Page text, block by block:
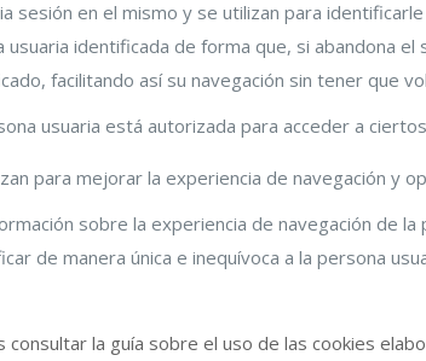
sesión en el mismo y se utilizan para
usuaria identificada de forma que, si abandona
facilitando así su navegación sin tener que
usuaria está autorizada para acceder a
para mejorar la experiencia de navegación y
sobre la experiencia de navegación de
de manera única e inequívoca a la persona
consultar la guía sobre el uso de las cookies